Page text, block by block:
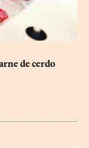
de cerdo